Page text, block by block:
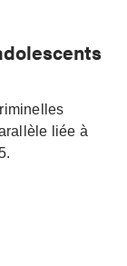
liée à